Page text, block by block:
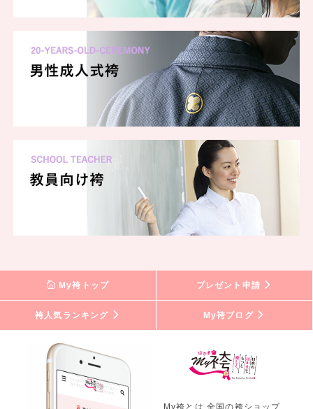
My袴トップ プレゼント申請
袴人気ランキング My袴ブログ